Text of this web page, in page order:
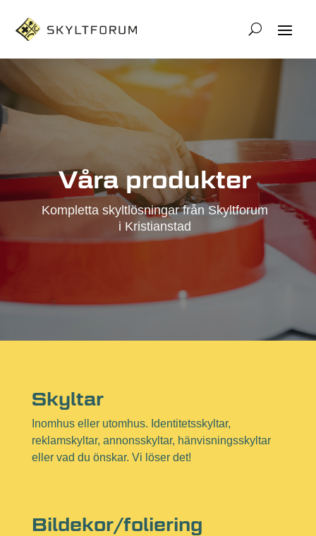
Våra produkter
Kompletta skyltlösningar från Skyltforum
i Kristianstad
Skyltar
Inomhus eller utomhus. Identitetsskyltar,
reklamskyltar, annonsskyltar, hänvisningsskyltar
eller vad du önskar. Vi löser det!
Bildekor/foliering